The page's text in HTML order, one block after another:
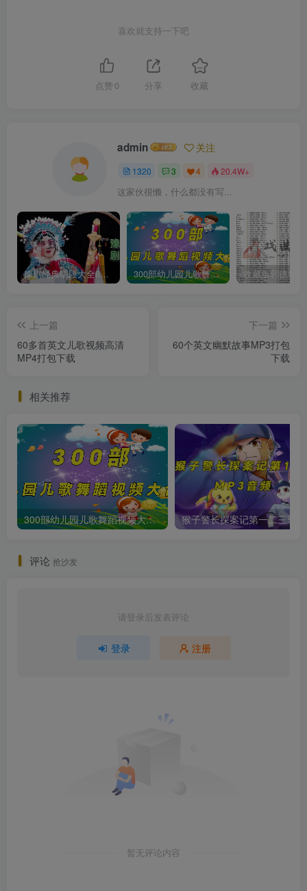
喜欢就支持一下吧
点赞 0 分享 收藏
admin 关注
1320 3 4 20.4W+
这家伙很懒，什么都没有写...
豫剧经典唱段大全850首mp3打包戏曲下载 300部幼儿园儿歌舞蹈视频大合集
上一篇
60多首英文儿歌视频高清
MP4打包下载
下一篇
60个英文幽默故事MP3打包
下载
相关推荐
300部幼儿园儿歌舞蹈视频大合集
评论 抢沙发
请登录后发表评论
登录 注册
暂无评论内容